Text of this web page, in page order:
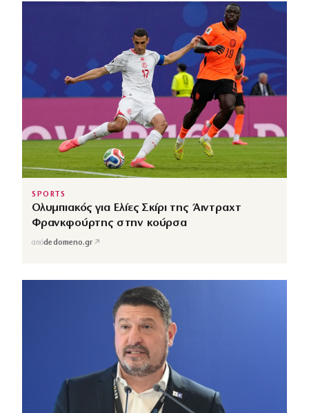
SPORTS
Ολυμπιακός για Ελίες Σκίρι της Άιντραχτ
Φρανκφούρτης στην κούρσα
απόdedomeno.gr ↗